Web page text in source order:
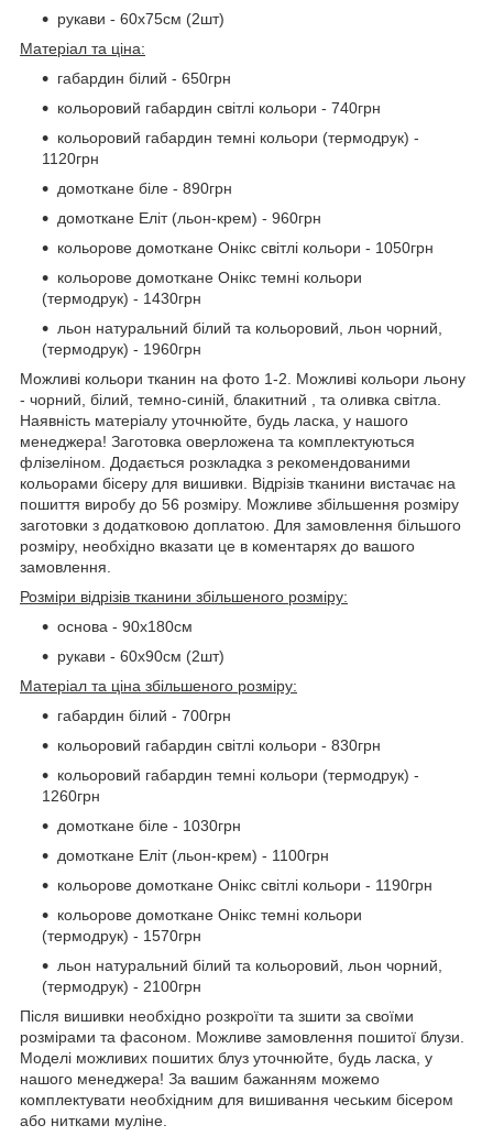
рукави - 60х75см (2шт)
Матеріал та ціна:
габардин білий - 650грн
кольоровий габардин світлі кольори - 740грн
кольоровий габардин темні кольори (термодрук) -
1120грн
домоткане біле - 890грн
домоткане Еліт (льон-крем) - 960грн
кольорове домоткане Онікс світлі кольори - 1050грн
кольорове домоткане Онікс темні кольори
(термодрук) - 1430грн
льон натуральний білий та кольоровий, льон чорний,
(термодрук) - 1960грн
Можливі кольори тканин на фото 1-2. Можливі кольори льону
- чорний, білий, темно-синій, блакитний , та оливка світла.
Наявність матеріалу уточнюйте, будь ласка, у нашого
менеджера! Заготовка оверложена та комплектуються
флізеліном. Додається розкладка з рекомендованими
кольорами бісеру для вишивки. Відрізів тканини вистачає на
пошиття виробу до 56 розміру. Можливе збільшення розміру
заготовки з додатковою доплатою. Для замовлення більшого
розміру, необхідно вказати це в коментарях до вашого
замовлення.
Розміри відрізів тканини збільшеного розміру:
основа - 90х180см
рукави - 60х90см (2шт)
Матеріал та ціна збільшеного розміру:
габардин білий - 700грн
кольоровий габардин світлі кольори - 830грн
кольоровий габардин темні кольори (термодрук) -
1260грн
домоткане біле - 1030грн
домоткане Еліт (льон-крем) - 1100грн
кольорове домоткане Онікс світлі кольори - 1190грн
кольорове домоткане Онікс темні кольори
(термодрук) - 1570грн
льон натуральний білий та кольоровий, льон чорний,
(термодрук) - 2100грн
Після вишивки необхідно розкроїти та зшити за своїми
розмірами та фасоном. Можливе замовлення пошитої блузи.
Моделі можливих пошитих блуз уточнюйте, будь ласка, у
нашого менеджера! За вашим бажанням можемо
комплектувати необхідним для вишивання чеським бісером
або нитками муліне.